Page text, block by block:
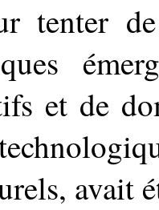
tenter
et de
avait